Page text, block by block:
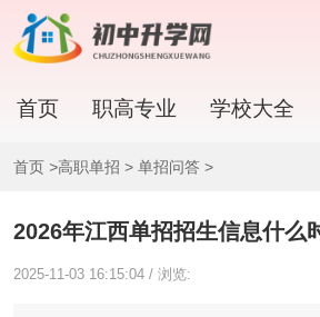
首页 职高专业 学校大全
首页 >高职单招 > 单招问答>
2026年江西单招招生信息什么
2025-11-03 16:15:04 / 浏览: